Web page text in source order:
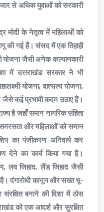
से अधिक युवाओं को सरकारी
मोदी के नेतृत्व में महिलाओं को
गई हैं। संसद में एक तिहाही
योजना जैसी अनेक कल्याणकारी
में उत्तराखंड सरकार ने भी
योजना, वात्सल्य योजना,
कई प्रभावी कदम उठाए हैं।
है जहाँ समान नागरिक संहिता
और महिलाओं को समान
का पंजीकरण अनिवार्य कर
देने का कार्य किया गया है।
लव जिहाद, लैंड जिहाद जैसी
है। दंगारोधी कानून और सख्त भू-
बनाने की दिशा में ठोस
को एक आदर्श और सुरक्षित